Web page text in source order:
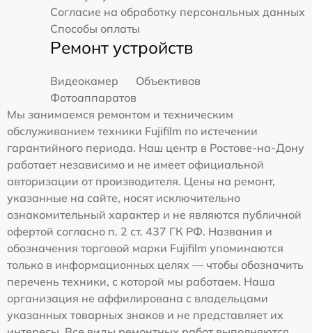
Согласие на обработку персональных данных
Способы оплаты
Ремонт устройств
Видеокамер
Объективов
Фотоаппаратов
Мы занимаемся ремонтом и техническим
обслуживанием техники Fujifilm по истечении
гарантийного периода. Наш центр в Ростове-на-Дону
работает независимо и не имеет официальной
авторизации от производителя. Цены на ремонт,
указанные на сайте, носят исключительно
ознакомительный характер и не являются публичной
офертой согласно п. 2 ст. 437 ГК РФ. Названия и
обозначения торговой марки Fujifilm упоминаются
только в информационных целях — чтобы обозначить
перечень техники, с которой мы работаем. Наша
организация не аффилирована с владельцами
указанных товарных знаков и не представляет их